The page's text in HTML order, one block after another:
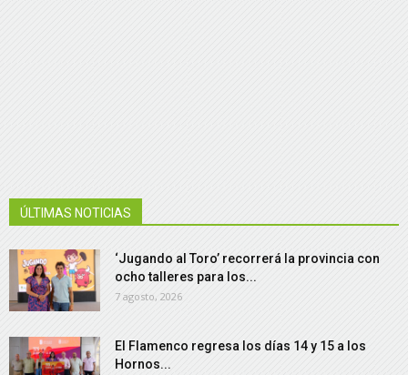
ÚLTIMAS NOTICIAS
‘Jugando al Toro’ recorrerá la provincia con
ocho talleres para los...
7 agosto, 2026
El Flamenco regresa los días 14 y 15 a los
Hornos...